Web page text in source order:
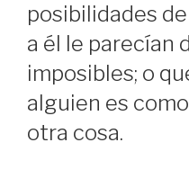
posibilidades
a él le parecían
imposibles; o
alguien es
otra cosa.